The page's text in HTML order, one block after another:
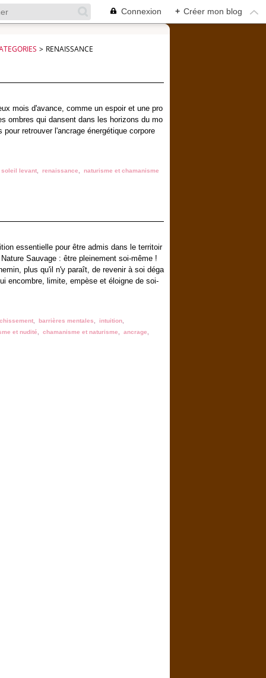
Connexion + Créer mon blog
> RENAISSANCE
mois d'avance, comme un espoir et une pro
ombres qui dansent dans les horizons du mo
retrouver l'ancrage énergétique corpore
soleil levant renaissance naturisme et chamanisme
essentielle pour être admis dans le territoir
Sauvage : être pleinement soi-même !
plus qu'il n'y paraît, de revenir à soi déga
encombre, limite, empèse et éloigne de soi-
barrières mentales intuition
et nudité chamanisme et naturisme ancrage